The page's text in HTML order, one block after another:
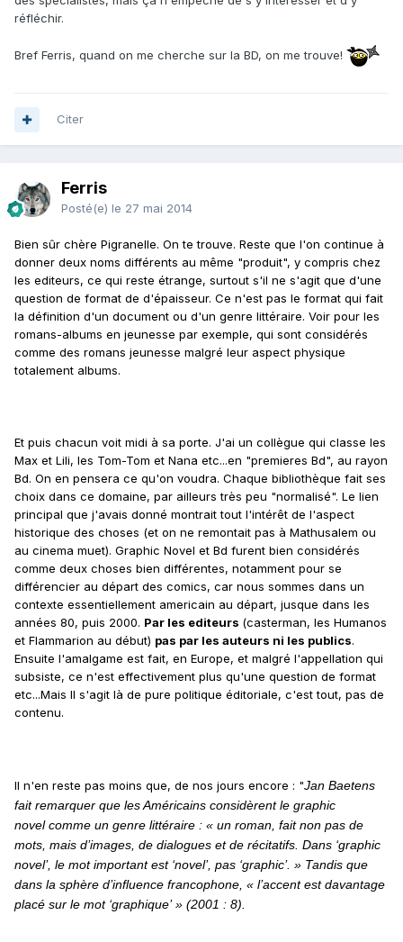
réfléchir.
Bref Ferris, quand on me cherche sur la BD, on me trouve!
Citer
Ferris
Posté(e) le 27 mai 2014
Bien sûr chère Pigranelle. On te trouve. Reste que l'on continue à
donner deux noms différents au même "produit", y compris chez
les editeurs, ce qui reste étrange, surtout s'il ne s'agit que d'une
question de format de d'épaisseur. Ce n'est pas le format qui fait
la définition d'un document ou d'un genre littéraire. Voir pour les
romans-albums en jeunesse par exemple, qui sont considérés
comme des romans jeunesse malgré leur aspect physique
totalement albums.
Et puis chacun voit midi à sa porte. J'ai un collègue qui classe les
Max et Lili, les Tom-Tom et Nana etc...en "premieres Bd", au rayon
Bd. On en pensera ce qu'on voudra. Chaque bibliothèque fait ses
choix dans ce domaine, par ailleurs très peu "normalisé". Le lien
principal que j'avais donné montrait tout l'intérêt de l'aspect
historique des choses (et on ne remontait pas à Mathusalem ou
au cinema muet). Graphic Novel et Bd furent bien considérés
comme deux choses bien différentes, notamment pour se
différencier au départ des comics, car nous sommes dans un
contexte essentiellement americain au départ, jusque dans les
années 80, puis 2000. Par les editeurs (casterman, les Humanos
et Flammarion au début) pas par les auteurs ni les publics.
Ensuite l'amalgame est fait, en Europe, et malgré l'appellation qui
subsiste, ce n'est effectivement plus qu'une question de format
etc...Mais Il s'agit là de pure politique éditoriale, c'est tout, pas de
contenu.
Il n'en reste pas moins que, de nos jours encore : "Jan Baetens
fait remarquer que les Américains considèrent le graphic
novelcomme un genre littéraire : « un roman, fait non pas de
mots, mais d’images, de dialogues et de récitatifs. Dans ‘graphic
novel’, le mot important est ‘novel’, pas ‘graphic’. » Tandis que
dans la sphère d’influence francophone, « l’accent est davantage
placé sur le mot ‘graphique’ » (2001 : 8).